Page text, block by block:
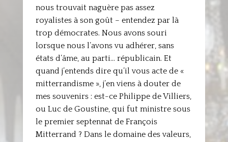
nous trouvait naguère pas assez
royalistes à son goût – entendez par là
trop démocrates. Nous avons souri
lorsque nous l’avons vu adhérer, sans
états d’âme, au parti… républicain. Et
quand j’entends dire qu’il vous acte de «
mitterrandisme », j’en viens à douter de
mes souvenirs : est-ce Philippe de Villiers,
ou Luc de Goustine, qui fut ministre sous
le premier septennat de François
Mitterrand ? Dans le domaine des valeurs,